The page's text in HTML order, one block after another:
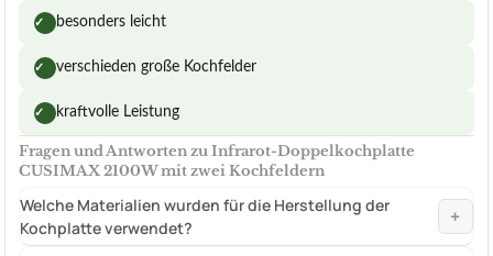
✓ besonders leicht
✓ verschieden große Kochfelder
✓ kraftvolle Leistung
Fragen und Antworten zu Infrarot-Doppelkochplatte
CUSIMAX 2100W mit zwei Kochfeldern
Welche Materialien wurden für die Herstellung der
Kochplatte verwendet?
+